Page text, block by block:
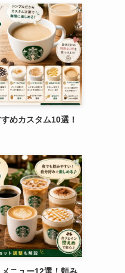
めカスタム10選！
ニュー12選！頼み